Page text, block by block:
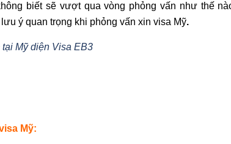
biết sẽ vượt qua vòng phỏng vấn như thế
ý quan trọng khi phỏng vấn xin visa Mỹ.
Mỹ diện Visa EB3
Mỹ: